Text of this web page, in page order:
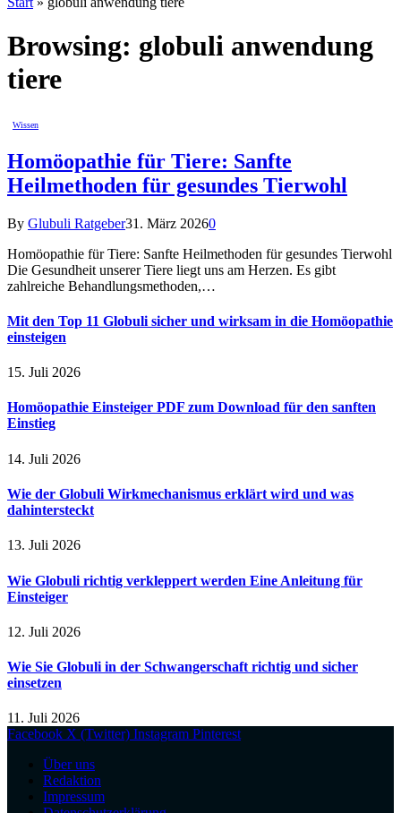
Browsing: globuli anwendung
tiere
Wissen
Homöopathie für Tiere: Sanfte
Heilmethoden für gesundes Tierwohl
By Glubuli Ratgeber31. März 20260
Homöopathie für Tiere: Sanfte Heilmethoden für gesundes Tierwohl
Die Gesundheit unserer Tiere liegt uns am Herzen. Es gibt
zahlreiche Behandlungsmethoden,…
Mit den Top 11 Globuli sicher und wirksam in die Homöopathie
einsteigen
15. Juli 2026
Homöopathie Einsteiger PDF zum Download für den sanften
Einstieg
14. Juli 2026
Wie der Globuli Wirkmechanismus erklärt wird und was
dahintersteckt
13. Juli 2026
Wie Globuli richtig verkleppert werden Eine Anleitung für
Einsteiger
12. Juli 2026
Wie Sie Globuli in der Schwangerschaft richtig und sicher
einsetzen
11. Juli 2026
Facebook X (Twitter) Instagram Pinterest
Über uns
Redaktion
Impressum